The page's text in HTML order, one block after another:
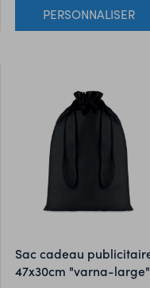
PERSONNALISER
sac cadeau publicitaire
47x30cm "varna-large"